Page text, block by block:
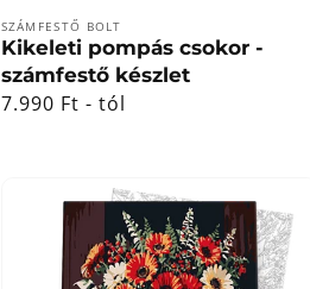
Forgalmazó:
SZÁMFESTŐ BOLT
Kikeleti pompás csokor -
számfestő készlet
Normál
7.990 Ft - tól